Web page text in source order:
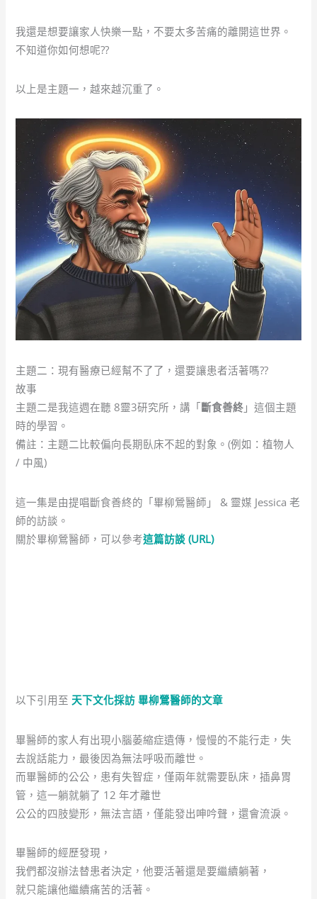
我還是想要讓家人快樂一點，不要太多苦痛的離開這世界。
不知道你如何想呢??
以上是主題一，越來越沉重了。
主題二：現有醫療已經幫不了了，還要讓患者活著嗎??
故事
主題二是我這週在聽 8靈3研究所，講「斷食善終 」這個主題
時的學習。
備註：主題二比較偏向長期臥床不起的對象。(例如：植物人
/ 中風)
這一集是由提唱斷食善終的「畢柳鶯醫師」 & 靈媒 Jessica 老
師的訪談。
關於畢柳鶯醫師，可以參考這篇訪談 (URL)
以下引用至 天下文化採訪 畢柳鶯醫師的文章
畢醫師的家人有出現小腦萎縮症遺傳，慢慢的不能行走，失
去說話能力，最後因為無法呼吸而離世。
而畢醫師的公公，患有失智症，僅兩年就需要臥床，插鼻胃
管，這一躺就躺了 12 年才離世
公公的四肢變形，無法言語，僅能發出呻吟聲，還會流淚。
畢醫師的經歷發現，
我們都沒辦法替患者決定，他要活著還是要繼續躺著，
就只能讓他繼續痛苦的活著。